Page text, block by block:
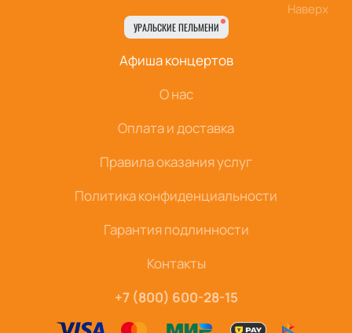
Наверх
УРАЛЬСКИЕ ПЕЛЬМЕНИ
Афиша концертов
О нас
Оплата и доставка
Правила оказания услуг
Политика конфиденциальности
Гарантия подлинности
Контакты
+7 (800) 600-28-15